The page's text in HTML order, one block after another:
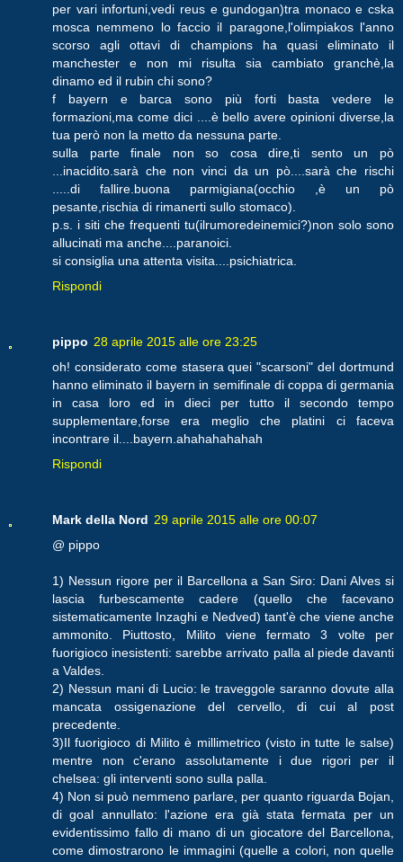
per vari infortuni,vedi reus e gundogan)tra monaco e cska
mosca nemmeno lo faccio il paragone,l'olimpiakos l'anno
scorso agli ottavi di champions ha quasi eliminato il
manchester e non mi risulta sia cambiato granchè,la
dinamo ed il rubin chi sono?
f bayern e barca sono più forti basta vedere le
formazioni,ma come dici ....è bello avere opinioni diverse,la
tua però non la metto da nessuna parte.
sulla parte finale non so cosa dire,ti sento un pò
...inacidito.sarà che non vinci da un pò....sarà che rischi
.....di fallire.buona parmigiana(occhio ,è un pò
pesante,rischia di rimanerti sullo stomaco).
p.s. i siti che frequenti tu(ilrumoredeinemici?)non solo sono
allucinati ma anche....paranoici.
si consiglia una attenta visita....psichiatrica.
Rispondi
pippo 28 aprile 2015 alle ore 23:25
oh! considerato come stasera quei "scarsoni" del dortmund
hanno eliminato il bayern in semifinale di coppa di germania
in casa loro ed in dieci per tutto il secondo tempo
supplementare,forse era meglio che platini ci faceva
incontrare il....bayern.ahahahahahah
Rispondi
Mark della Nord 29 aprile 2015 alle ore 00:07
@ pippo
1) Nessun rigore per il Barcellona a San Siro: Dani Alves si
lascia furbescamente cadere (quello che facevano
sistematicamente Inzaghi e Nedved) tant'è che viene anche
ammonito. Piuttosto, Milito viene fermato 3 volte per
fuorigioco inesistenti: sarebbe arrivato palla al piede davanti
a Valdes.
2) Nessun mani di Lucio: le traveggole saranno dovute alla
mancata ossigenazione del cervello, di cui al post
precedente.
3)Il fuorigioco di Milito è millimetrico (visto in tutte le salse)
mentre non c'erano assolutamente i due rigori per il
chelsea: gli interventi sono sulla palla.
4) Non si può nemmeno parlare, per quanto riguarda Bojan,
di goal annullato: l'azione era già stata fermata per un
evidentissimo fallo di mano di un giocatore del Barcellona,
come dimostrarono le immagini (quelle a colori, non quelle